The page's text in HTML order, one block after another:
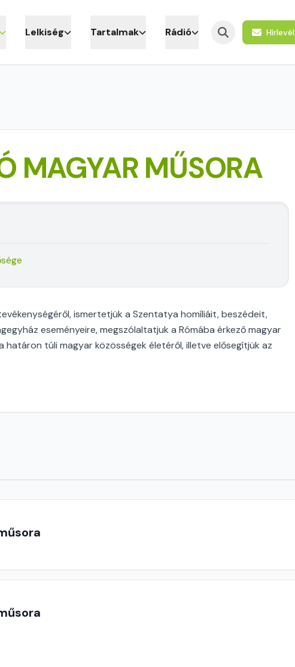
Lelkiség Tartalmak Rádió Hírlevél
MAGYAR MŰSORA
ismertetjük a Szentatya homíliáit, beszédeit,
eseményeire, megszólaltatjuk a Rómába érkező magyar
túli magyar közösségek életéről, illetve elősegítjük az